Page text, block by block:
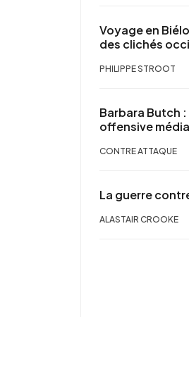
Voyage en
des clichés
PHILIPPE STROOT
Barbara Butch
offensive
CONTRE ATTAQUE
La guerre
ALASTAIR CROOKE